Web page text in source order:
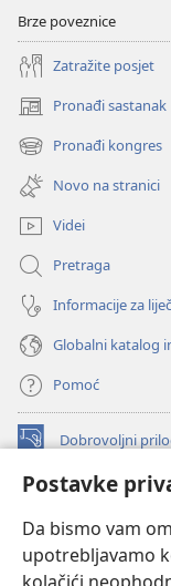
Postavke
Da bismo vam
upotrebljavamo
Brze poveznice
Zatražite posjet
Pronađi sastanak
(otvara
se
novi
prozor)
Pronađi kongres
(otvara
se
novi
prozor)
Novo na stranici
Videi
Pretraga
Informacije za
Globalni katalog
Pomoć
Dobrovoljni
(otvara
novi
INTERNETSKA
se
novi
prozor)
JW Hub
(otvara